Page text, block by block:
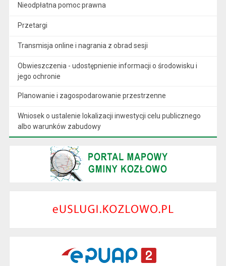
Nieodpłatna pomoc prawna
Przetargi
Transmisja online i nagrania z obrad sesji
Obwieszczenia - udostępnienie informacji o środowisku i
jego ochronie
Planowanie i zagospodarowanie przestrzenne
Wniosek o ustalenie lokalizacji inwestycji celu publicznego
albo warunków zabudowy